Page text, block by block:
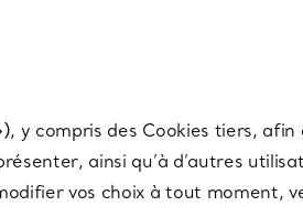
y compris des Cookies tiers,
ainsi qu’à d’autres
vos choix à tout moment,